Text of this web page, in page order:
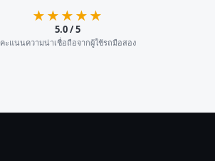
★★★★★
5.0 / 5
คะแนนความน่าเชื่อถือจากผู้ใช้รถมือสอง